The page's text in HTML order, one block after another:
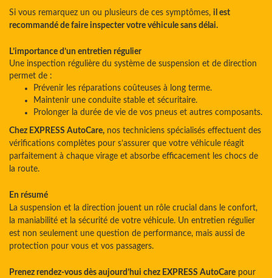
Si vous remarquez un ou plusieurs de ces symptômes, il est
recommandé de faire inspecter votre véhicule sans délai.
L’importance d’un entretien régulier
Une inspection régulière du système de suspension et de direction
permet de :
Prévenir les réparations coûteuses à long terme.
Maintenir une conduite stable et sécuritaire.
Prolonger la durée de vie de vos pneus et autres composants.
Chez EXPRESS AutoCare, nos techniciens spécialisés effectuent des
vérifications complètes pour s’assurer que votre véhicule réagit
parfaitement à chaque virage et absorbe efficacement les chocs de
la route.
En résumé
La suspension et la direction jouent un rôle crucial dans le confort,
la maniabilité et la sécurité de votre véhicule. Un entretien régulier
est non seulement une question de performance, mais aussi de
protection pour vous et vos passagers.
Prenez rendez-vous dès aujourd’hui chez EXPRESS AutoCare pour